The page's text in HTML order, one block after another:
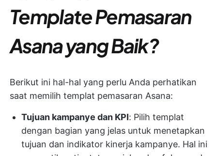
Template Pemasaran
Asana yang Baik?
Berikut ini hal-hal yang perlu Anda perhatikan
saat memilih templat pemasaran Asana:
Tujuan kampanye dan KPI: Pilih templat
dengan bagian yang jelas untuk menetapkan
tujuan dan indikator kinerja kampanye. Hal ini